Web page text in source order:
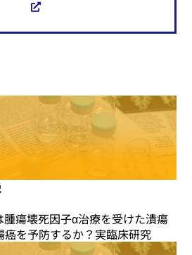
瘍壊死因子α治療を受けた潰瘍
を予防するか？実臨床研究